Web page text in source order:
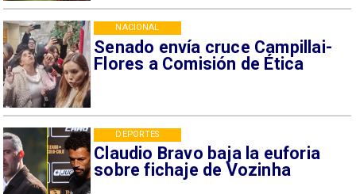
Senado envía cruce Campillai-
Flores a Comisión de Ética
NACIONAL
Claudio Bravo baja la euforia
sobre fichaje de Vozinha
DEPORTES